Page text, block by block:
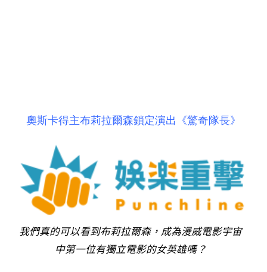
奧斯卡得主布莉拉爾森鎖定演出《驚奇隊長》
我們真的可以看到布莉拉爾森，成為漫威電影宇宙
中第一位有獨立電影的女英雄嗎？